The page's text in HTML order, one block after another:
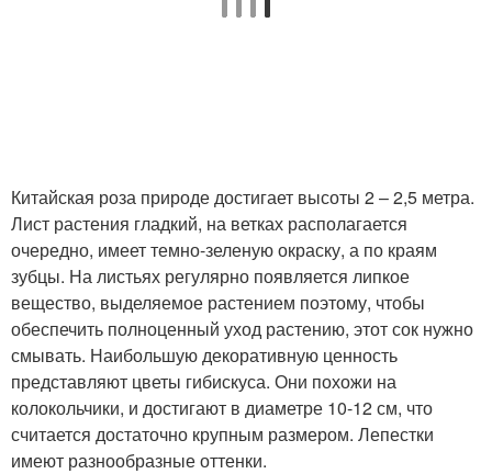
Китайская роза природе достигает высоты 2 – 2,5 метра.
Лист растения гладкий, на ветках располагается
очередно, имеет темно-зеленую окраску, а по краям
зубцы. На листьях регулярно появляется липкое
вещество, выделяемое растением поэтому, чтобы
обеспечить полноценный уход растению, этот сок нужно
смывать. Наибольшую декоративную ценность
представляют цветы гибискуса. Они похожи на
колокольчики, и достигают в диаметре 10-12 см, что
считается достаточно крупным размером. Лепестки
имеют разнообразные оттенки.